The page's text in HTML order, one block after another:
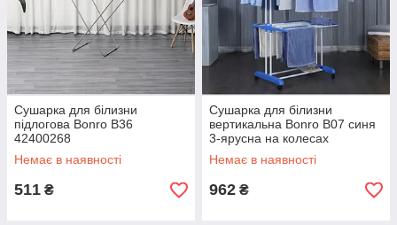
Сушарка для білизни
підлогова Bonro B36
42400268
Немає в наявності
511 ₴
Сушарка для білизни
вертикальна Bonro B07 синя
3-ярусна на колесах
складана 42400231
Немає в наявності
962 ₴